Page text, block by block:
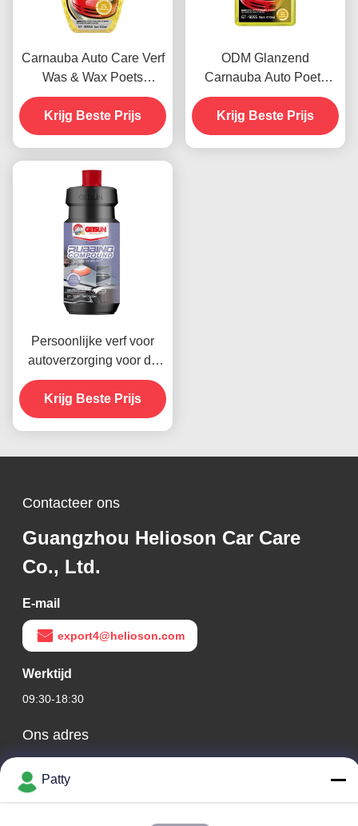
Carnauba Auto Care Verf
Was & Wax Poets
Agenten 500 ml OEM
Krijg Beste Prijs
ODM Glanzend
Carnauba Auto Poets
Wassen Automotive Verf
Krijg Beste Prijs
Persoonlijke verf voor
autoverzorging voor de
voorruit Automobiele
wrijving Compound 1000
ruwe lakken
Krijg Beste Prijs
Contacteer ons
Guangzhou Helioson Car Care
Co., Ltd.
E-mail
export4@helioson.com
Werktijd
09:30-18:30
Ons adres
Kamer 1801-1803, gebouw A3, Groenland Central Plaza,
Huangpu District, Guangzhou, China
Patty